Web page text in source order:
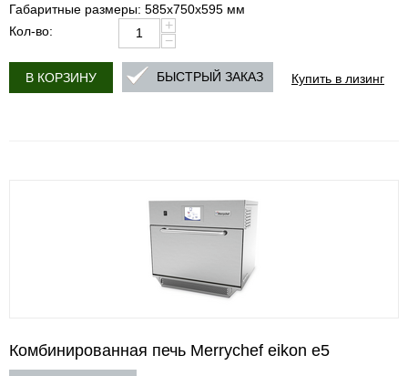
Габаритные размеры: 585х750х595 мм
Кол-во:
+
−
В КОРЗИНУ Купить в лизинг
БЫСТРЫЙ ЗАКАЗ
Комбинированная печь Merrychef eikon e5